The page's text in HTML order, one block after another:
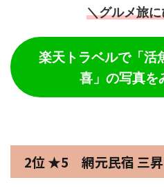
＼グルメ旅
楽天トラベルで「活
喜」の写真を
2位 ★5 網元民宿 三昇